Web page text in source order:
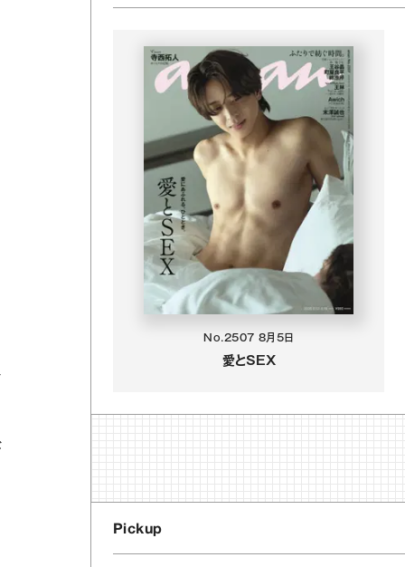
No.2507 8月5日
愛とSEX
Pickup